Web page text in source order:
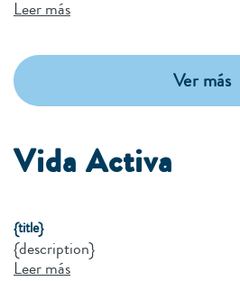
Leer más
Ver más
Vida Activa
{title}
{description}
Leer más